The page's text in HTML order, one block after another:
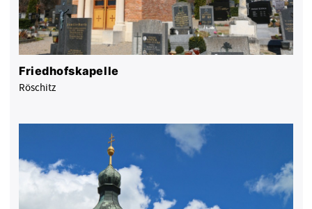
Friedhofskapelle
Röschitz